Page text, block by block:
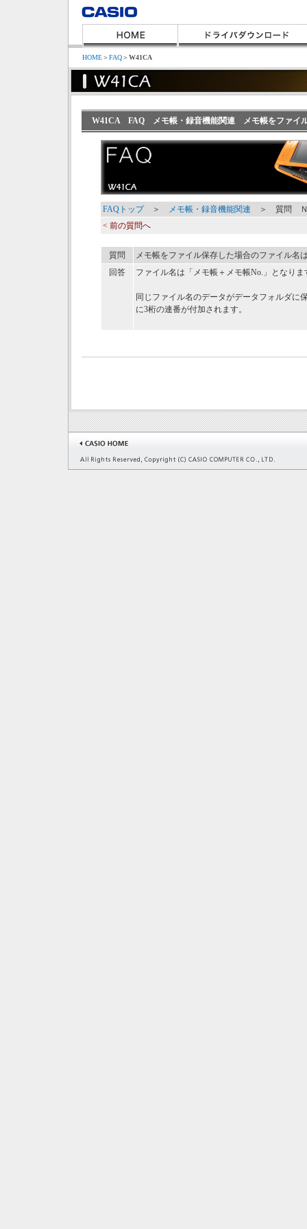
HOME＞FAQ＞W41CA
W41CA FAQ メモ帳・録音機能関連 メモ帳をファイ
FAQトップ＞ メモ帳・録音機能関連 ＞ 質問 Ｎ
< 前の質問へ
質問
メモ帳をファイル保存した場合のファイル名
回答
ファイル名は「メモ帳＋メモ帳No.」となりま
同じファイル名のデータがデータフォルダに
に3桁の連番が付加されます。